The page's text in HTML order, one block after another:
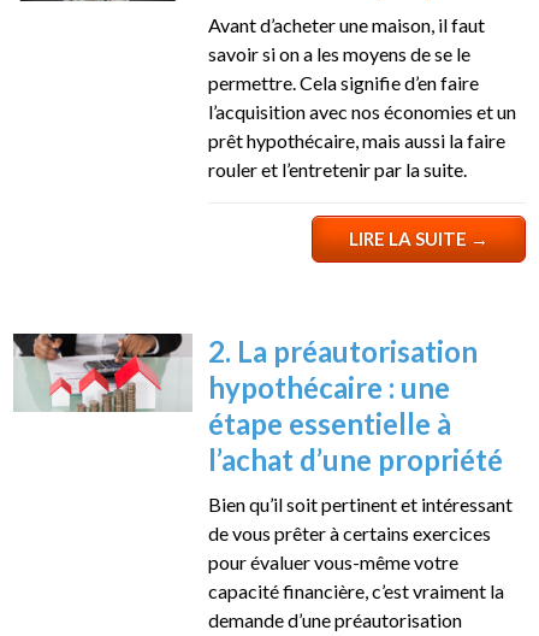
Avant d’acheter une maison, il faut
savoir si on a les moyens de se le
permettre. Cela signifie d’en faire
l’acquisition avec nos économies et un
prêt hypothécaire, mais aussi la faire
rouler et l’entretenir par la suite.
LIRE LA SUITE→
2. La préautorisation
hypothécaire : une
étape essentielle à
l’achat d’une propriété
Bien qu’il soit pertinent et intéressant
de vous prêter à certains exercices
pour évaluer vous-même votre
capacité financière, c’est vraiment la
demande d’une préautorisation